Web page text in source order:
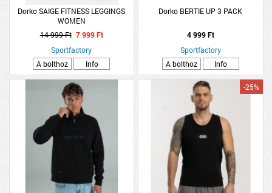
Dorko SAIGE FITNESS LEGGINGS
WOMEN
14 999 Ft 7 999 Ft
Sportfactory
A bolthoz
Info
Dorko BERTIE UP 3 PACK
4 999 Ft
Sportfactory
A bolthoz
Info
-25%